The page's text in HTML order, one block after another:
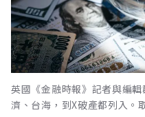
英國《金融時報》記者與編
濟、台海，到X破產都列入